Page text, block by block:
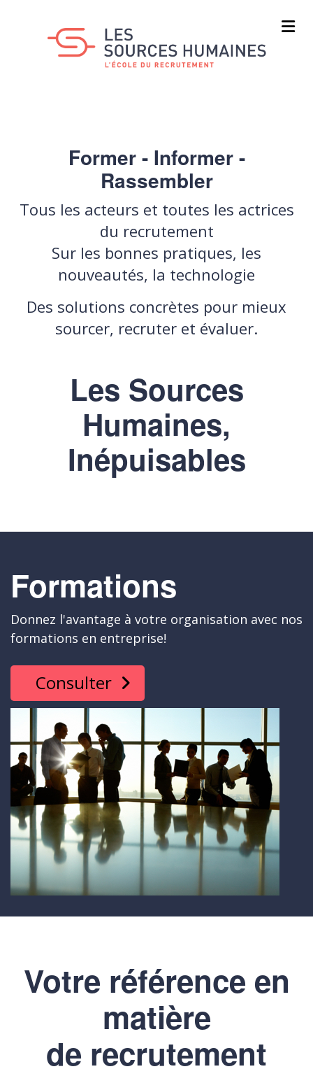
Former - Informer -
Rassembler
Tous les acteurs et toutes les actrices
du recrutement
Sur les bonnes pratiques, les
nouveautés, la technologie
Des solutions concrètes pour mieux
sourcer, recruter et évaluer.
Les Sources
Humaines,
Inépuisables
Formations
Donnez l'avantage à votre organisation avec nos
formations en entreprise!
Consulter
Votre référence en
matière
de recrutement